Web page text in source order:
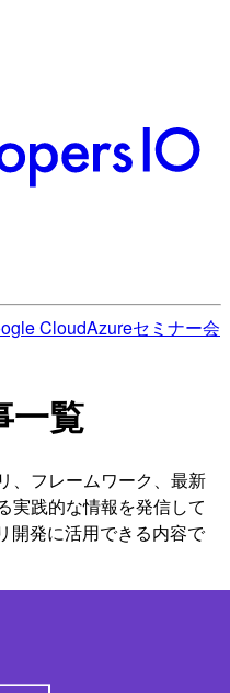
CloudAzureセミナー会
一覧
、フレームワーク、最新
実践的な情報を発信して
開発に活用できる内容で